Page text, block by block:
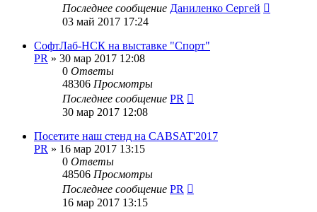
Последнее сообщение Даниленко Сергей
03 май 2017 17:24
СофтЛаб-НСК на выставке "Спорт"
PR » 30 мар 2017 12:08
0 Ответы
48306 Просмотры
Последнее сообщение PR
30 мар 2017 12:08
Посетите наш стенд на CABSAT'2017
PR » 16 мар 2017 13:15
0 Ответы
48506 Просмотры
Последнее сообщение PR
16 мар 2017 13:15